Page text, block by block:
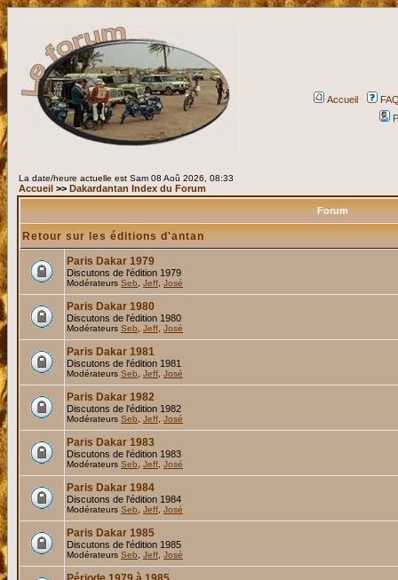
Accueil
La date/heure actuelle est Sam 08 Aoû 2026, 08:33
Accueil >> Dakardantan Index du Forum
Forum
Retour sur les éditions d'antan
Paris Dakar 1979
Discutons de l'édition 1979
Modérateurs Seb Jeff José
Paris Dakar 1980
Discutons de l'édition 1980
Modérateurs Seb Jeff José
Paris Dakar 1981
Discutons de l'édition 1981
Modérateurs Seb Jeff José
Paris Dakar 1982
Discutons de l'édition 1982
Modérateurs Seb Jeff José
Paris Dakar 1983
Discutons de l'édition 1983
Modérateurs Seb Jeff José
Paris Dakar 1984
Discutons de l'édition 1984
Modérateurs Seb Jeff José
Paris Dakar 1985
Discutons de l'édition 1985
Modérateurs Seb Jeff José